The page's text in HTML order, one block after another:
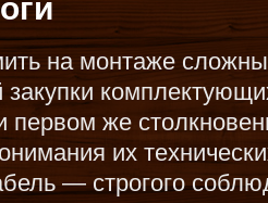
на монтаже
закупки
первом же
их
— строгого